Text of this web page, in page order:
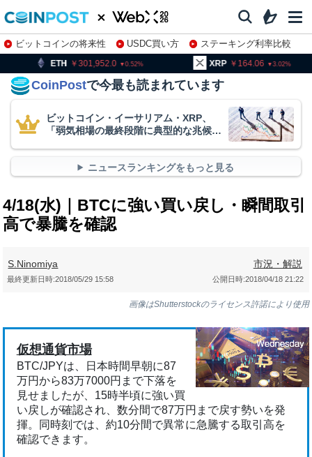
ビットコインの将来性 USDC買い方
ステーキング利率比較
株特集・関連銘柄
0.52 XRP 3.02 BNB
CoinPostで今最も読まれています
ビットコイン・イーサリアム・XRP、
「弱気相場の最終段階に典型的な兆候」
ニュースランキングをもっと見る
4/18(水)｜BTCに強い買い戻し・瞬間取引
高で暴騰を確認
S.Ninomiya 市況・解説
公開日時:2018/04/18 21:22
最終更新日時:2018/05/29 15:58
画像はShutterstockのライセンス許諾により使用
仮想通貨市場
BTC/JPYは、日本時間早朝に87
万円から83万7000円まで下落を
見せましたが、15時半頃に強い買
い戻しが確認され、数分間で87万円まで戻す勢いを発
揮。同時刻では、約10分間で異常に急騰する取引高を
確認できます。